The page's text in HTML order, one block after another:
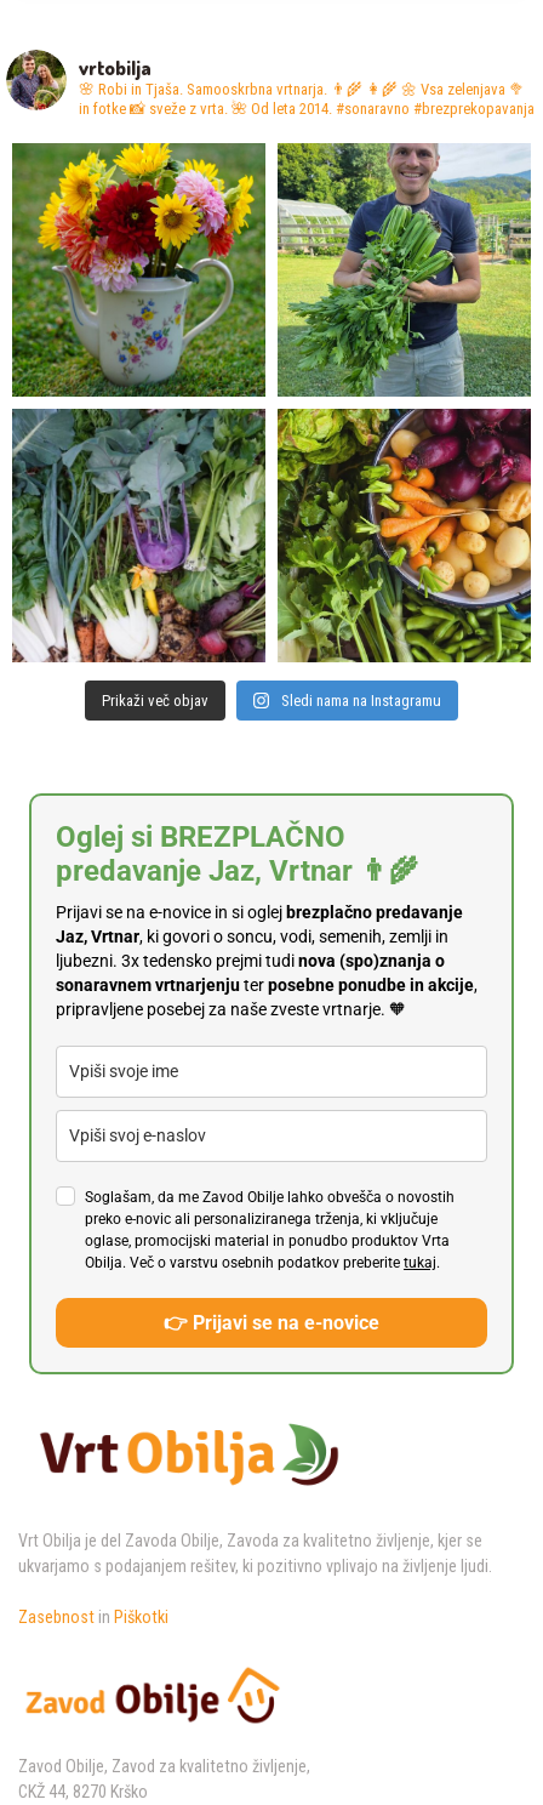
vrtobilja
🌸 Robi in Tjaša. Samooskrbna vrtnarja. 👨‍🌾 👩‍🌾 🌼 Vsa zelenjava 🥦
in fotke 📸 sveže z vrta. 🌺 Od leta 2014. #sonaravno #brezprekopavanja
Prikaži več objav Sledi nama na Instagramu
Oglej si BREZPLAČNO
predavanje Jaz, Vrtnar 👨‍🌾
Prijavi se na e-novice in si oglejbrezplačno predavanje
Jaz, Vrtnar, ki govori o soncu, vodi, semenih, zemlji in
ljubezni. 3x tedensko prejmi tudinova (spo)znanja o
sonaravnem vrtnarjenjuterposebne ponudbe in akcije,
pripravljene posebej za naše zveste vrtnarje. 🧡
Soglašam, da me Zavod Obilje lahko obvešča o novostih
preko e-novic ali personaliziranega trženja, ki vključuje
oglase, promocijski material in ponudbo produktov Vrta
Obilja. Več o varstvu osebnih podatkov preberite tukaj.
👉 Prijavi se na e-novice
Vrt Obilja je del Zavoda Obilje, Zavoda za kvalitetno življenje, kjer se
ukvarjamo s podajanjem rešitev, ki pozitivno vplivajo na življenje ljudi.
Zasebnost in Piškotki
Zavod Obilje, Zavod za kvalitetno življenje,
CKŽ 44, 8270 Krško